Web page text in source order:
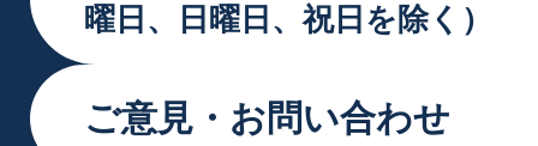
曜日、日曜日、祝日を除く）
ご意見・お問い合わせ